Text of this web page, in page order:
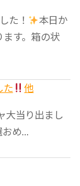
た！
本日か
ます。箱の状
た 他
大当り出まし
め...